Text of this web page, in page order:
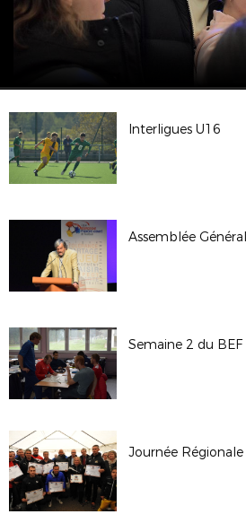
Interligues U16
Semaine 2 du BEF